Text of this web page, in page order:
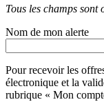
Tous les champs sont
Nom de mon alerte
Pour recevoir les
électronique et la
rubrique « Mon